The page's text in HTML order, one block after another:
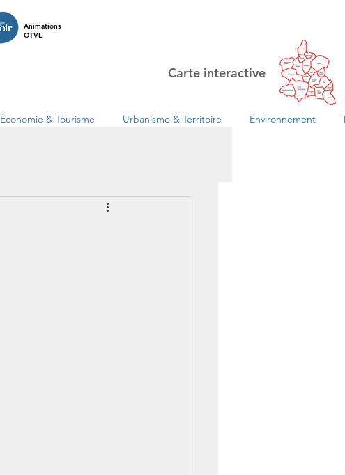
Animations
OTVL
Carte interactive
Économie & Tourisme Urbanisme & Territoire Environnement